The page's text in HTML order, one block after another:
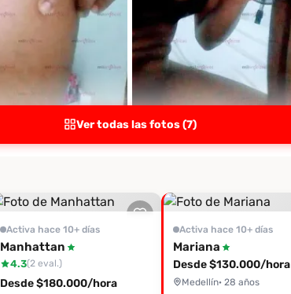
Ver todas las fotos (7)
Activa hace 10+ días
Manhattan
4.3(2 eval.)
Desde $180.000/hora
Activa hace 10+ días
Mariana
Desde $130.000/hora
Medellín· 28 años